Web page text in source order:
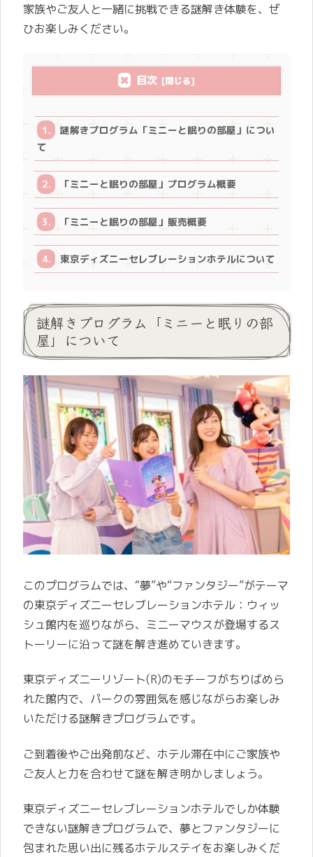
家族やご友人と一緒に挑戦できる謎解き体験を、ぜ
ひお楽しみください。
目次
謎解きプログラム「ミニーと眠りの部屋」につい
て
「ミニーと眠りの部屋」プログラム概要
「ミニーと眠りの部屋」販売概要
東京ディズニーセレブレーションホテルについて
謎解きプログラム「ミニーと眠りの部
屋」について
このプログラムでは、“夢”や“ファンタジー”がテーマ
の東京ディズニーセレブレーションホテル：ウィッ
シュ館内を巡りながら、ミニーマウスが登場するス
トーリーに沿って謎を解き進めていきます。
東京ディズニーリゾート(R)のモチーフがちりばめら
れた館内で、パークの雰囲気を感じながらお楽しみ
いただける謎解きプログラムです。
ご到着後やご出発前など、ホテル滞在中にご家族や
ご友人と力を合わせて謎を解き明かしましょう。
東京ディズニーセレブレーションホテルでしか体験
できない謎解きプログラムで、夢とファンタジーに
包まれた思い出に残るホテルステイをお楽しみくだ